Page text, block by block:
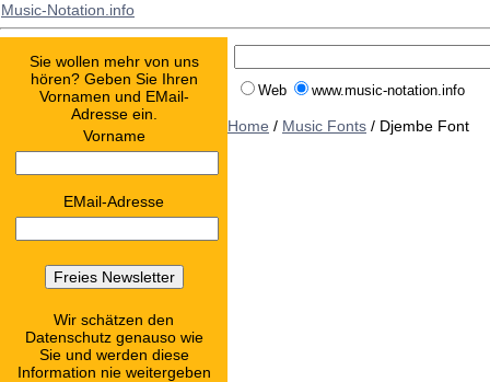
Music-Notation.info
Sie wollen mehr von uns
hören? Geben Sie Ihren
Vornamen und EMail-
Adresse ein.
Vorname
EMail-Adresse
Wir schätzen den
Datenschutz genauso wie
Sie und werden diese
Information nie weitergeben
Web www.music-notation.info
Home / Music Fonts / Djembe Font